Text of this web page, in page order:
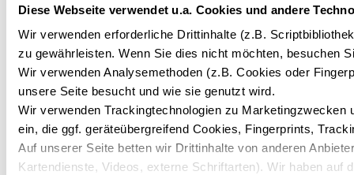
Diese Webseite verwendet u.a. Cookies und andere
Wir verwenden erforderliche Drittinhalte (z.B.
zu gewährleisten. Wenn Sie dies nicht möchten, besuchen
Wir verwenden Analysemethoden (z.B. Cookies oder
unsere Seite besucht und wie sie genutzt wird.
Wir verwenden Trackingtechnologien zu Marketingzwecken
ein, die ggf. geräteübergreifend Cookies, Fingerprints,
Auf unserer Seite betten wir Drittinhalte von anderen
Kartendienste, Videos, externe Schriftarten). Wir haben auf
Silvester 2026
IFA Alpenhof Wildental | Übernachtungen ab 1421,- €